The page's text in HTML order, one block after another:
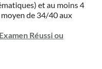
et au moins 4
moyen de 34/40 aux
Réussi ou